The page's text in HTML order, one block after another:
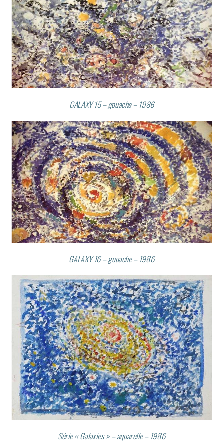
GALAXY 15 – gouache – 1986
GALAXY 16 – gouache – 1986
Série « Galaxies » – aquarelle – 1986